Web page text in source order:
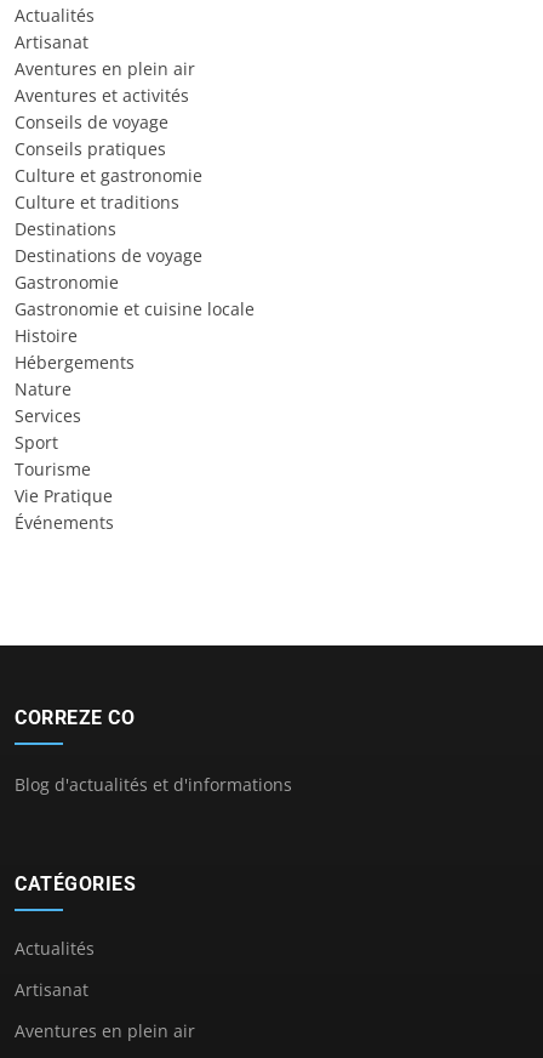
Actualités
Artisanat
Aventures en plein air
Aventures et activités
Conseils de voyage
Conseils pratiques
Culture et gastronomie
Culture et traditions
Destinations
Destinations de voyage
Gastronomie
Gastronomie et cuisine locale
Histoire
Hébergements
Nature
Services
Sport
Tourisme
Vie Pratique
Événements
CORREZE CO
Blog d'actualités et d'informations
CATÉGORIES
Actualités
Artisanat
Aventures en plein air